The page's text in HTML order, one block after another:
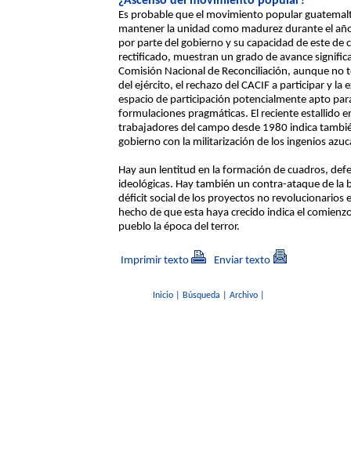
Es probable que el movimiento popular
mantener la unidad como madurez durante el
por parte del gobierno y su capacidad de este
rectificado, muestran un grado de avance
Comisión Nacional de Reconciliación, aunque
del ejército, el rechazo del CACIF a participar y la
espacio de participación potencialmente apto
formulaciones pragmáticas. El reciente estallido
trabajadores del campo desde 1980 indica
gobierno con la militarización de los ingenios
Hay aun lentitud en la formación de cuadros,
ideológicas. Hay también un contra-ataque de
déficit social de los proyectos no revolucionarios
hecho de que esta haya crecido indica el
pueblo la época del terror.
Imprimir texto Enviar texto
Inicio| Búsqueda Archivo|